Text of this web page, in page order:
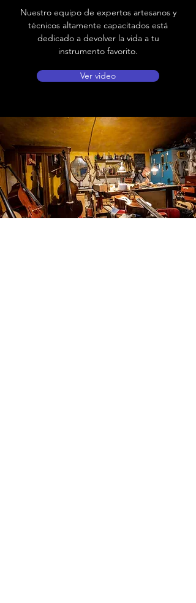
Nuestro equipo de expertos artesanos y
técnicos altamente capacitados está
dedicado a devolver la vida a tu
instrumento favorito.
Ver video